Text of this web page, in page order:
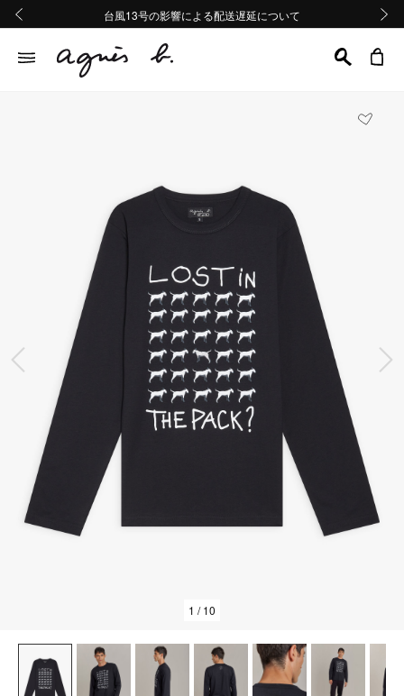
熊本地域地震の影響による配送遅延について
Summer Sale 2buy10%OFF!!
台風13号の影響による配送遅延について
熊本地域地震の影響による配送遅延について
Summer Sale 2buy10%OFF!!
前の画像
1 / 10